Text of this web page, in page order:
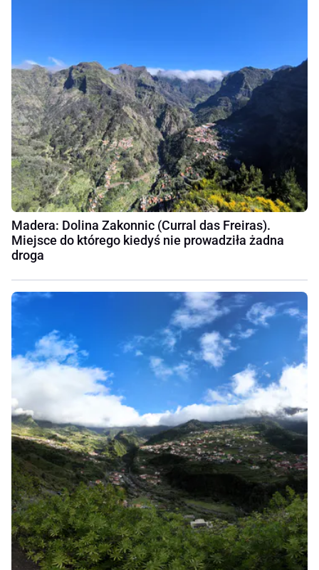
Madera: Dolina Zakonnic (Curral das Freiras).
Miejsce do którego kiedyś nie prowadziła żadna
droga